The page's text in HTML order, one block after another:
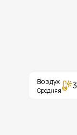
Воздух
Средняя